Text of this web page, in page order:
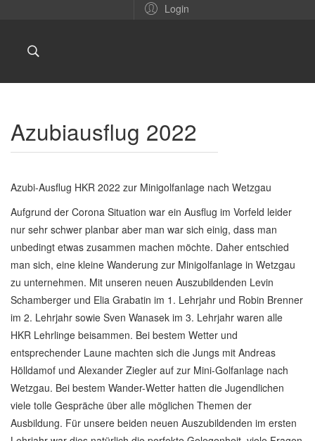
Login
Azubiausflug 2022
Azubi-Ausflug HKR 2022 zur Minigolfanlage nach Wetzgau
Aufgrund der Corona Situation war ein Ausflug im Vorfeld leider
nur sehr schwer planbar aber man war sich einig, dass man
unbedingt etwas zusammen machen möchte. Daher entschied
man sich, eine kleine Wanderung zur Minigolfanlage in Wetzgau
zu unternehmen. Mit unseren neuen Auszubildenden Levin
Schamberger und Elia Grabatin im 1. Lehrjahr und Robin Brenner
im 2. Lehrjahr sowie Sven Wanasek im 3. Lehrjahr waren alle
HKR Lehrlinge beisammen. Bei bestem Wetter und
entsprechender Laune machten sich die Jungs mit Andreas
Hölldamof und Alexander Ziegler auf zur Mini-Golfanlage nach
Wetzgau. Bei bestem Wander-Wetter hatten die Jugendlichen
viele tolle Gespräche über alle möglichen Themen der
Ausbildung. Für unsere beiden neuen Auszubildenden im ersten